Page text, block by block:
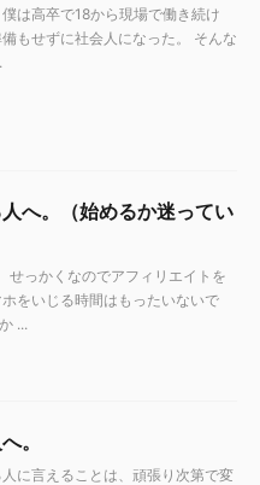
は高卒で18から現場で働き続け
もせずに社会人になった。 そんな
へ。（始めるか迷ってい
せっかくなのでアフィリエイトを
をいじる時間はもったいないで
...
。
に言えることは、頑張り次第で変